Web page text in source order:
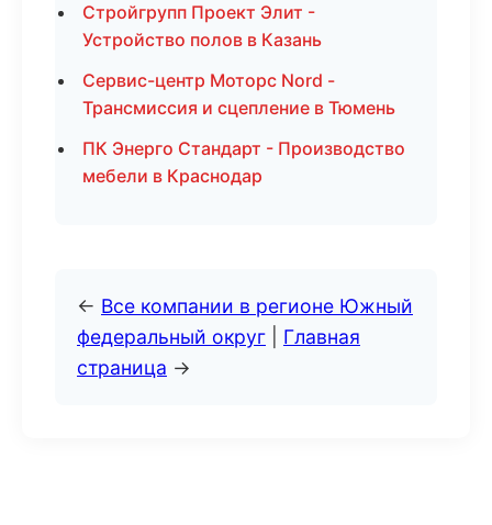
Стройгрупп Проект Элит -
Устройство полов в Казань
Сервис-центр Моторс Nord -
Трансмиссия и сцепление в Тюмень
ПК Энерго Стандарт - Производство
мебели в Краснодар
← Все компании в регионе Южный
федеральный округ
Главная
страница →